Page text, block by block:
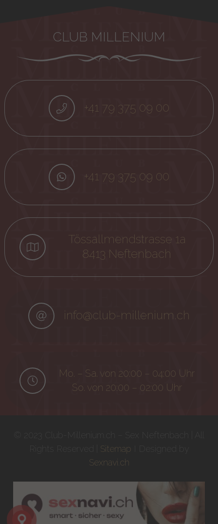
CLUB MILLENIUM
+41 79 375 09 00
+41 79 375 09 00
Tössallmendstrasse 1a
8413 Neftenbach
info@club-millenium.ch
Mo. – Sa. von 20:00 – 04:00 Uhr
So. von 20:00 – 02:00 Uhr
Sitemap
Sexnavi.ch